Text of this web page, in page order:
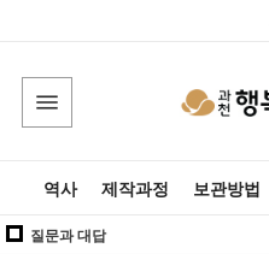
역사 제작과정 보관방법
질문과 대답